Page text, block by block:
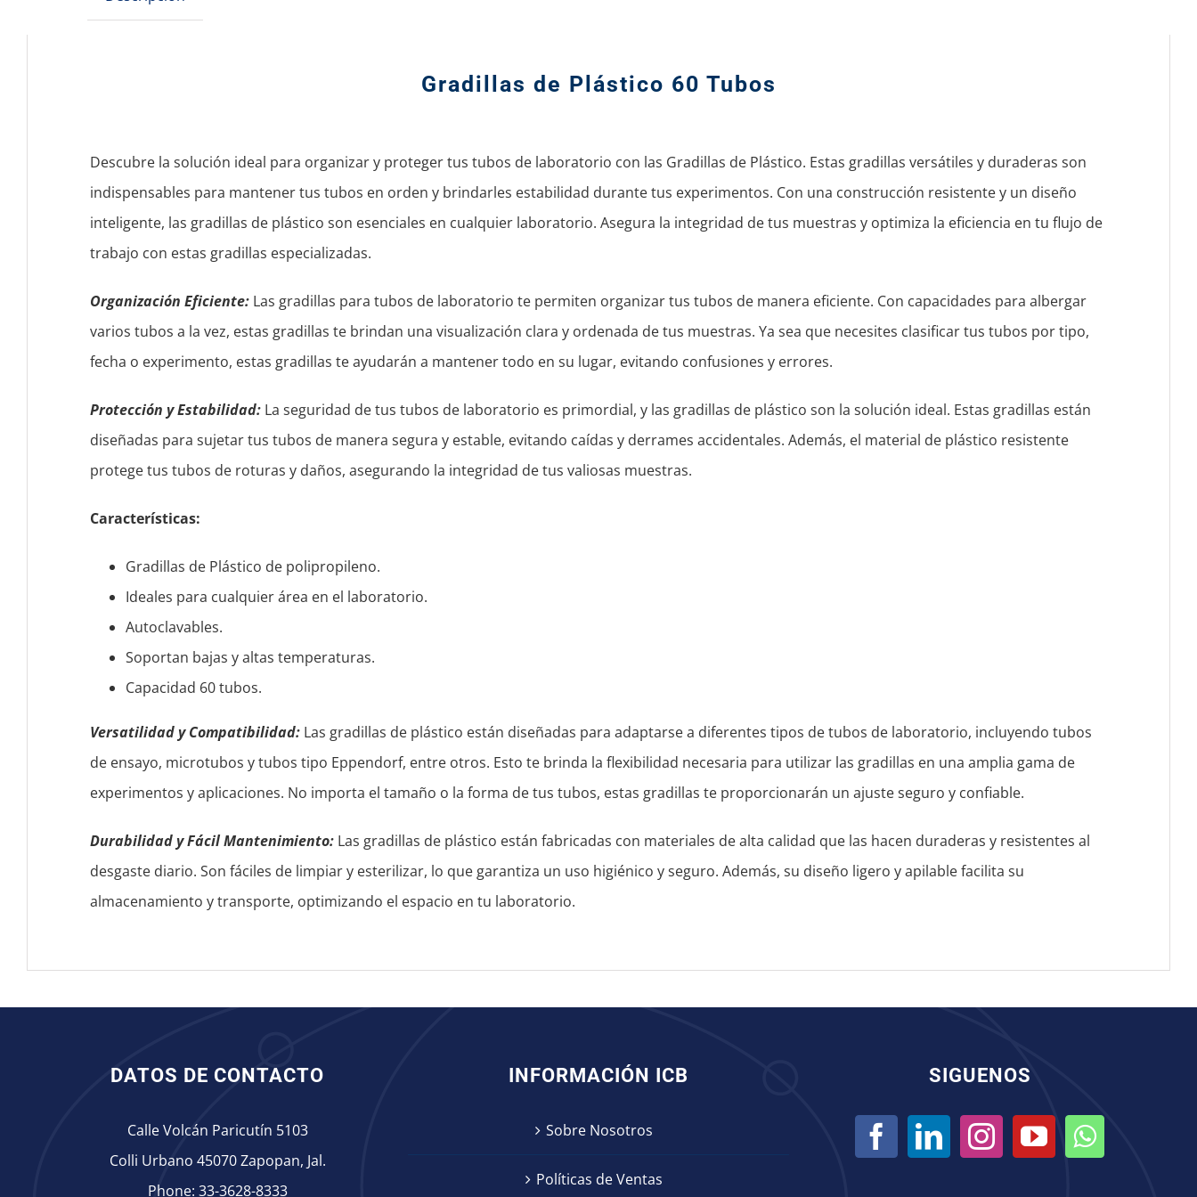
Gradillas de Plástico 60 Tubos
Descubre la solución ideal para organizar y proteger tus tubos de laboratorio con las Gradillas de Plástico. Estas gradillas versátiles y duraderas son
indispensables para mantener tus tubos en orden y brindarles estabilidad durante tus experimentos. Con una construcción resistente y un diseño
inteligente, las gradillas de plástico son esenciales en cualquier laboratorio. Asegura la integridad de tus muestras y optimiza la eficiencia en tu flujo de
trabajo con estas gradillas especializadas.
Organización Eficiente:Las gradillas para tubos de laboratorio te permiten organizar tus tubos de manera eficiente. Con capacidades para albergar
varios tubos a la vez, estas gradillas te brindan una visualización clara y ordenada de tus muestras. Ya sea que necesites clasificar tus tubos por tipo,
fecha o experimento, estas gradillas te ayudarán a mantener todo en su lugar, evitando confusiones y errores.
Protección y Estabilidad:La seguridad de tus tubos de laboratorio es primordial, y las gradillas de plástico son la solución ideal. Estas gradillas están
diseñadas para sujetar tus tubos de manera segura y estable, evitando caídas y derrames accidentales. Además, el material de plástico resistente
protege tus tubos de roturas y daños, asegurando la integridad de tus valiosas muestras.
Características:
Gradillas de Plástico de polipropileno.
Ideales para cualquier área en el laboratorio.
Autoclavables.
Soportan bajas y altas temperaturas.
Capacidad 60 tubos.
Versatilidad y Compatibilidad:Las gradillas de plástico están diseñadas para adaptarse a diferentes tipos de tubos de laboratorio, incluyendo tubos
de ensayo, microtubos y tubos tipo Eppendorf, entre otros. Esto te brinda la flexibilidad necesaria para utilizar las gradillas en una amplia gama de
experimentos y aplicaciones. No importa el tamaño o la forma de tus tubos, estas gradillas te proporcionarán un ajuste seguro y confiable.
Durabilidad y Fácil Mantenimiento:Las gradillas de plástico están fabricadas con materiales de alta calidad que las hacen duraderas y resistentes al
desgaste diario. Son fáciles de limpiar y esterilizar, lo que garantiza un uso higiénico y seguro. Además, su diseño ligero y apilable facilita su
almacenamiento y transporte, optimizando el espacio en tu laboratorio.
DATOS DE CONTACTO
Calle Volcán Paricutín 5103
Colli Urbano 45070 Zapopan, Jal.
Phone: 33-3628-8333
INFORMACIÓN ICB
Sobre Nosotros
Políticas de Ventas
SIGUENOS